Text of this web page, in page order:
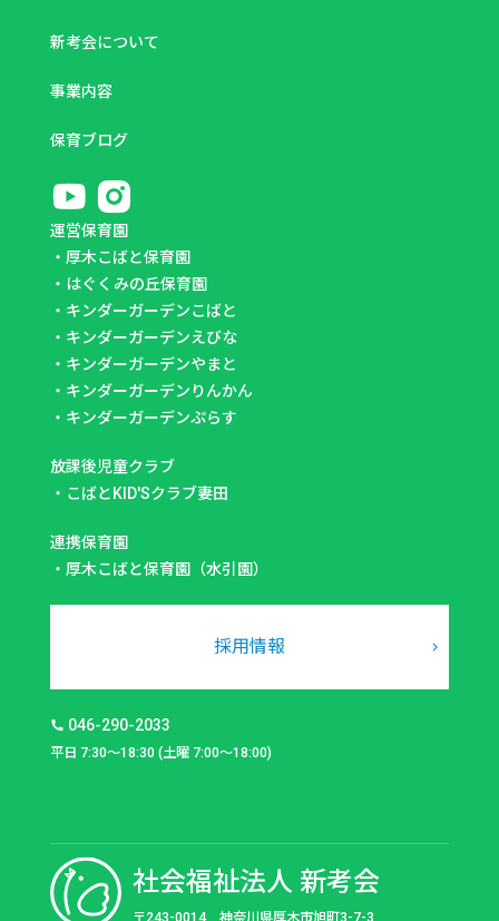
新考会について
事業内容
保育ブログ
運営保育園
・ 厚木こばと保育園
・ はぐくみの丘保育園
・ キンダーガーデンこばと
・ キンダーガーデンえびな
・ キンダーガーデンやまと
・ キンダーガーデンりんかん
・ キンダーガーデンぷらす
放課後児童クラブ
・ こばとKID'Sクラブ妻田
連携保育園
・ 厚木こばと保育園（水引園）
採用情報
046-290-2033
平日 7:30～18:30 (土曜 7:00～18:00)
社会福祉法人 新考会
〒243-0014 神奈川県厚木市旭町3-7-3